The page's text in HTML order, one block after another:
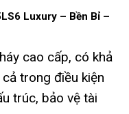
Luxury – Bền Bỉ –
cao cấp, có khả
trong điều kiện
trúc, bảo vệ tài